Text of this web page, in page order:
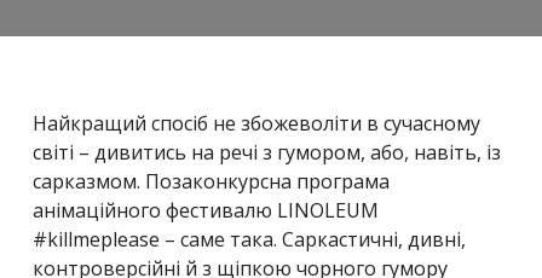
Найкращий спосіб не збожеволіти в сучасному
світі – дивитись на речі з гумором, або, навіть, із
сарказмом. Позаконкурсна програма
анімаційного фестивалю LINOLEUM
#killmeplease – саме така. Саркастичні, дивні,
контроверсійні й з щіпкою чорного гумору